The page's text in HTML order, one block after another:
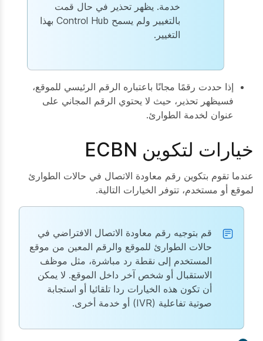
خدمة. يظهر تحذير في حال قمت
بالتغيير ولم يسمح Control Hub بهذا
التغيير.
إذا حددت رقمًا مجانًا باعتباره الرقم الرئيسي للموقع،
فسيظهر تحذير، حيث لا يحتوي الرقم المجاني على
عنوان لخدمة الطوارئ.
خيارات لتكوين ECBN
عندما تقوم بتكوين رقم معاودة الاتصال في حالات الطوارئ
لموقع أو مستخدم، تتوفر الخيارات التالية.
قم بتوجيه رقم معاودة الاتصال الافتراضي في
حالات الطوارئ للموقع والرقم المعين من موقع
المستخدم إلى نقطة رد مباشرة، مثل موظف
الاستقبال أو شخص آخر داخل الموقع. لا يمكن
أن تكون هذه الخيارات ردا تلقائيا أو استجابة
صوتية تفاعلية (IVR) أو خدمة أخرى.